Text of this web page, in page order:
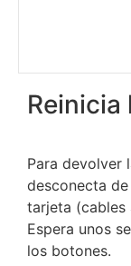
Reinicia
Para devolver
desconecta
tarjeta (cables
Espera unos
los botones.